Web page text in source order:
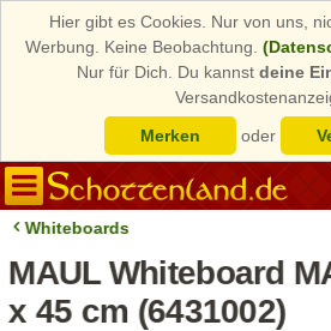
Hier gibt es Cookies. Nur von uns,
Werbung. Keine Beobachtung.
Nur für Dich. Du kannst deine
Merken
oder
Whiteboards
MAUL Whiteboard
x 45 cm (6431002)